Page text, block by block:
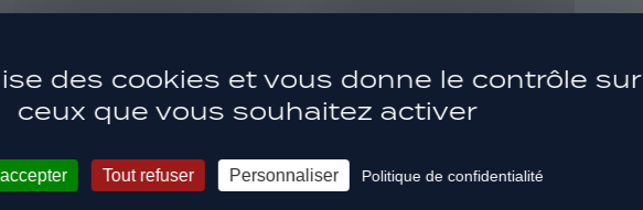
des cookies et vous donne le contrôle sur
ceux que vous souhaitez activer
Tout refuser Personnaliser Politique de confidentialité